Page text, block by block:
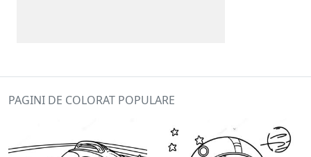
PAGINI DE COLORAT POPULARE